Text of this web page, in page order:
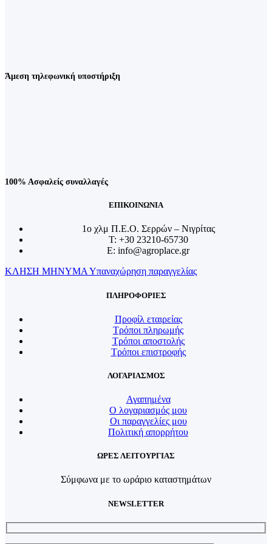
Άμεση τηλεφωνική υποστήριξη
100% Ασφαλείς συναλλαγές
ΕΠΙΚΟΙΝΩΝΙΑ
1o χλμ Π.Ε.Ο. Σερρών – Νιγρίτας
T: +30 23210-65730
E: info@agroplace.gr
ΚΛΗΣΗ ΜΗΝΥΜΑ Υπαναχώρηση παραγγελίας
ΠΛΗΡΟΦΟΡΙΕΣ
Προφίλ εταιρείας
Τρόποι πληρωμής
Τρόποι αποστολής
Τρόποι επιστροφής
ΛΟΓΑΡΙΑΣΜΟΣ
Αγαπημένα
Ο λογαριασμός μου
Οι παραγγελίες μου
Πολιτική απορρήτου
ΩΡΕΣ ΛΕΙΤΟΥΡΓΙΑΣ
Σύμφωνα με το ωράριο καταστημάτων
NEWSLETTER